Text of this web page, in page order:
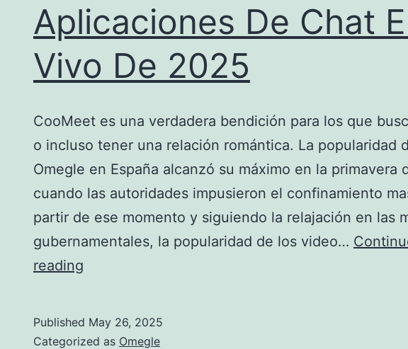
Aplicaciones De Chat
Vivo De 2025
CooMeet es una verdadera bendición para los que
o incluso tener una relación romántica. La popularidad
Omegle en España alcanzó su máximo en la primavera
cuando las autoridades impusieron el confinamiento
partir de ese momento y siguiendo la relajación en las
gubernamentales, la popularidad de los video…
reading
Y
Published May 26, 2025
Categorized as Omegle